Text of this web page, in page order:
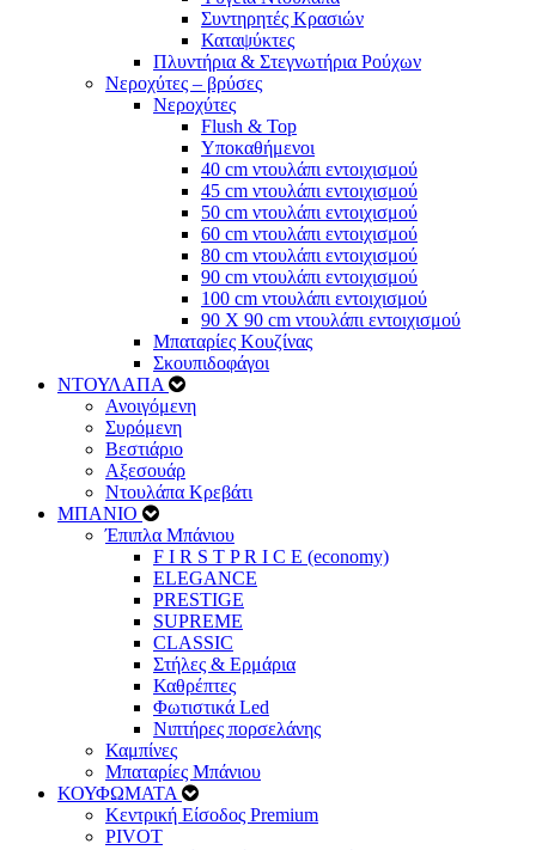
Συντηρητές Κρασιών
Καταψύκτες
Πλυντήρια & Στεγνωτήρια Ρούχων
Νεροχύτες – βρύσες
Νεροχύτες
Flush & Top
Υποκαθήμενοι
40 cm ντουλάπι εντοιχισμού
45 cm ντουλάπι εντοιχισμού
50 cm ντουλάπι εντοιχισμού
60 cm ντουλάπι εντοιχισμού
80 cm ντουλάπι εντοιχισμού
90 cm ντουλάπι εντοιχισμού
100 cm ντουλάπι εντοιχισμού
90 Χ 90 cm ντουλάπι εντοιχισμού
Μπαταρίες Κουζίνας
Σκουπιδοφάγοι
ΝΤΟΥΛΑΠΑ
Ανοιγόμενη
Συρόμενη
Βεστιάριο
Αξεσουάρ
Ντουλάπα Κρεβάτι
ΜΠΑΝΙΟ
Έπιπλα Μπάνιου
F I R S T P R I C E (economy)
ELEGANCE
PRESTIGE
SUPREME
CLASSIC
Στήλες & Ερμάρια
Καθρέπτες
Φωτιστικά Led
Νιπτήρες πορσελάνης
Καμπίνες
Μπαταρίες Μπάνιου
ΚΟΥΦΩΜΑΤΑ
Κεντρική Είσοδος Premium
PIVOT